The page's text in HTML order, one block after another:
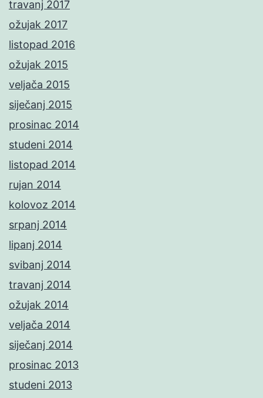
travanj 2017
ožujak 2017
listopad 2016
ožujak 2015
veljača 2015
siječanj 2015
prosinac 2014
studeni 2014
listopad 2014
rujan 2014
kolovoz 2014
srpanj 2014
lipanj 2014
svibanj 2014
travanj 2014
ožujak 2014
veljača 2014
siječanj 2014
prosinac 2013
studeni 2013